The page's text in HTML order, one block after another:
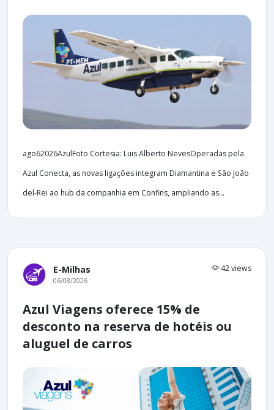
ago62026AzulFoto Cortesia: Luis Alberto NevesOperadas pela
Azul Conecta, as novas ligações integram Diamantina e São João
del-Rei ao hub da companhia em Confins, ampliando as...
E-Milhas 42 views
06/08/2026
Azul Viagens oferece 15% de
desconto na reserva de hotéis ou
aluguel de carros